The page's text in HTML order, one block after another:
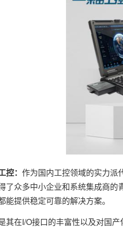
控： 作为国内工控领域的实力派
了众多中小企业和系统集成商
能提供稳定可靠的解决方案。
在I/O接口的丰富性以及对国产